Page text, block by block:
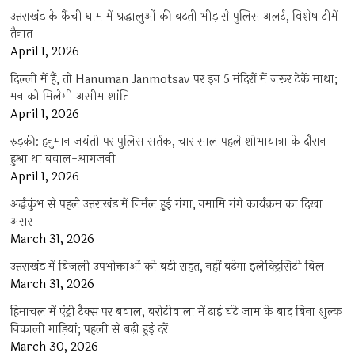
उत्तराखंड के कैंची धाम में श्रद्धालुओं की बढ़ती भीड़ से पुलिस अलर्ट, विशेष टीमें
तैनात
April 1, 2026
दिल्ली में हैं, तो Hanuman Janmotsav पर इन 5 मंदिरों में जरूर टेकें माथा;
मन को मिलेगी असीम शांति
April 1, 2026
रुड़की: हनुमान जयंती पर पुलिस सर्तक, चार साल पहले शोभायात्रा के दौरान
हुआ था बवाल-आगजनी
April 1, 2026
अर्द्धकुंभ से पहले उत्तराखंड में निर्मल हुई गंगा, नमामि गंगे कार्यक्रम का दिखा
असर
March 31, 2026
उत्तराखंड में बिजली उपभोक्ताओं को बड़ी राहत, नहीं बढ़ेगा इलेक्ट्रिसिटी बिल
March 31, 2026
हिमाचल में एंट्री टैक्स पर बवाल, बरोटीवाला में ढाई घंटे जाम के बाद बिना शुल्क
निकाली गाड़ियां; पहली से बढ़ी हुई दरें
March 30, 2026